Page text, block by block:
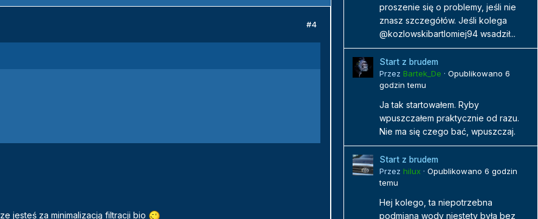
#4
jesteś za minimalizacją filtracji bio
proszenie się o problemy, jeśli nie
znasz szczegółów. Jeśli kolega
@kozlowskibartlomiej94 wsadził...
Start z brudem
Przez Bartek_De · Opublikowano 6
godzin temu
Ja tak startowałem. Ryby
wpuszczałem praktycznie od razu.
Nie ma się czego bać, wpuszczaj.
Start z brudem
Przez hilux · Opublikowano 6 godzin
temu
Hej kolego, ta niepotrzebna
podmiana wody niestety była bez